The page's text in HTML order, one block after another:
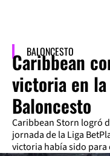
BALONCESTO
Caribbean
victoria en
Baloncesto
Caribbean Storn logró
jornada de la Liga
victoria había sido